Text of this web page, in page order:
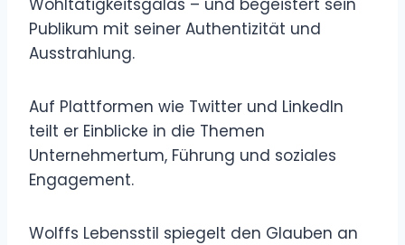
Publikum mit seiner Authentizität und
Ausstrahlung.
Auf Plattformen wie Twitter und LinkedIn
teilt er Einblicke in die Themen
Unternehmertum, Führung und soziales
Engagement.
Wolffs Lebensstil spiegelt den Glauben an